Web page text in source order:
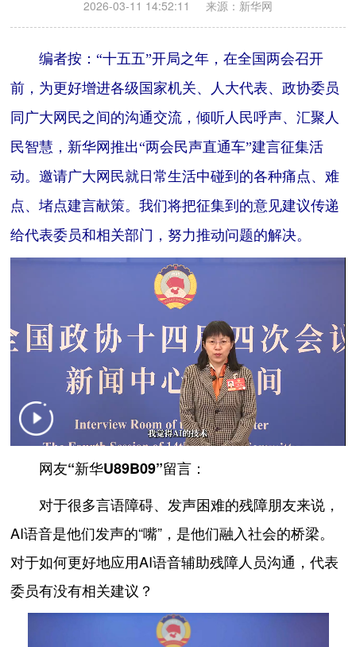
2026-03-11 14:52:11 来源：新华网
编者按：“十五五”开局之年，在全国两会召开
前，为更好增进各级国家机关、人大代表、政协委员
同广大网民之间的沟通交流，倾听人民呼声、汇聚人
民智慧，新华网推出“两会民声直通车”建言征集活
动。邀请广大网民就日常生活中碰到的各种痛点、难
点、堵点建言献策。我们将把征集到的意见建议传递
给代表委员和相关部门，努力推动问题的解决。
网友“新华U89B09”留言：
对于很多言语障碍、发声困难的残障朋友来说，
AI语音是他们发声的“嘴”，是他们融入社会的桥梁。
对于如何更好地应用AI语音辅助残障人员沟通，代表
委员有没有相关建议？